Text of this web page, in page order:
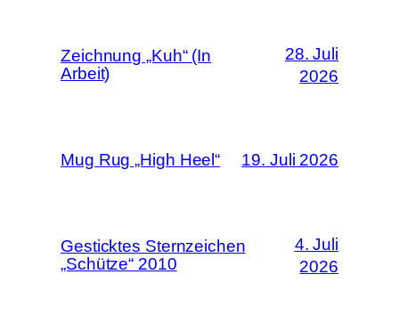
Zeichnung „Kuh“ (In
Arbeit)
28. Juli
2026
Mug Rug „High Heel“ 19. Juli 2026
Gesticktes Sternzeichen
„Schütze“ 2010
4. Juli
2026